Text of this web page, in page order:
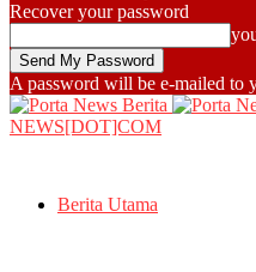
Recover your password
A password will be e-mailed to
NEWS[DOT]COM
Berita Utama